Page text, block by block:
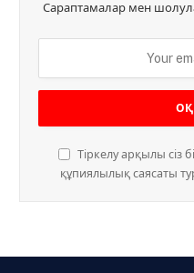
Сараптамалар мен
Тіркелу арқылы сіз
құпиялылық саясаты